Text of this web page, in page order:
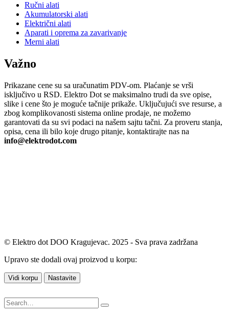
Ručni alati
Akumulatorski alati
Električni alati
Aparati i oprema za zavarivanje
Merni alati
Važno
Prikazane cene su sa uračunatim PDV-om. Plaćanje se vrši
isključivo u RSD. Elektro Dot se maksimalno trudi da sve opise,
slike i cene što je moguće tačnije prikaže. Uključujući sve resurse, a
zbog komplikovanosti sistema online prodaje, ne možemo
garantovati da su svi podaci na našem sajtu tačni. Za proveru stanja,
opisa, cena ili bilo koje drugo pitanje, kontaktirajte nas na
info@elektrodot.com
© Elektro dot DOO Kragujevac. 2025 - Sva prava zadržana
Upravo ste dodali ovaj proizvod u korpu:
Vidi korpu Nastavite